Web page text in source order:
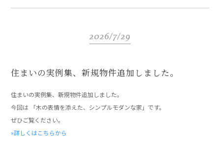
2026/7/29
住まいの実例集、新規物件追加しました。
住まいの実例集、新規物件追加しました。
今回は 「木の表情を添えた、シンプルモダンな家」です。
ぜひご覧ください。
»詳しくはこちらから